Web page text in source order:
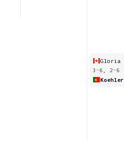
Gloria
3-6, 2-6
Koehler